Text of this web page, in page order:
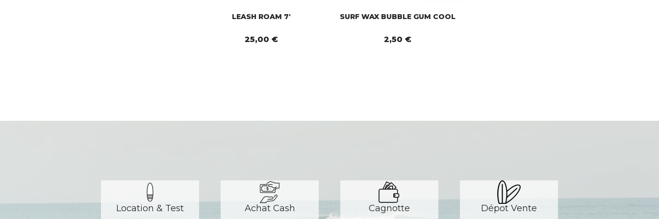
LEASH ROAM 7'
25,00 €
SURF WAX BUBBLE GUM COOL
2,50 €
Location & Test Achat Cash Cagnotte Dépot Vente